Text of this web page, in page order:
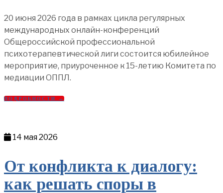
20 июня 2026 года в рамках цикла регулярных
международных онлайн-конференций
Общероссийской профессиональной
психотерапевтической лиги состоится юбилейное
мероприятие, приуроченное к 15-летию Комитета по
медиации ОППЛ.
ПОДРОБНОСТИ →
14 мая 2026
От конфликта к диалогу:
как решать споры в